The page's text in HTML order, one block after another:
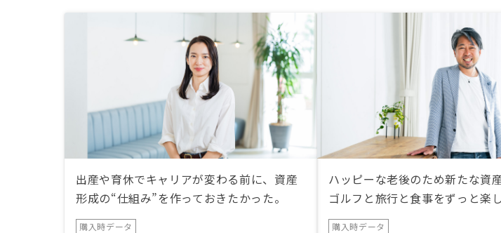
出産や育休でキャリアが変わる前に、資産
形成の“仕組み”を作っておきたかった。
購入時データ
ハッピーな老後のため新たな資
ゴルフと旅行と食事をずっと楽
購入時データ